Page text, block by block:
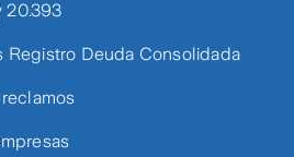
20.393
Registro Deuda Consolidada